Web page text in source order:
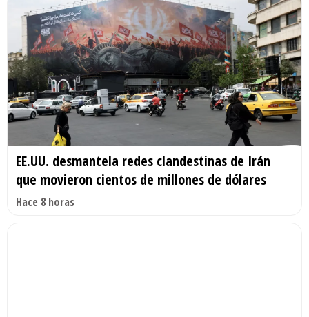
EE.UU. desmantela redes clandestinas de Irán
que movieron cientos de millones de dólares
Hace 8 horas